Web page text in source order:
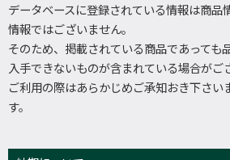
データベースに登録されている情報は商品
情報ではございません。
そのため、掲載されている商品であっても
入手できないものが含まれている場合がご
ご利用の際はあらかじめご承知おき下さい
す。